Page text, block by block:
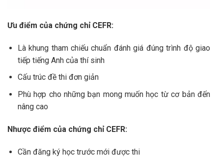
Ưu điểm của chứng chỉ CEFR:
Là khung tham chiếu chuẩn đánh giá đúng trình độ giao
tiếp tiếng Anh của thí sinh
Cấu trúc đề thi đơn giản
Phù hợp cho những bạn mong muốn học từ cơ bản đến
nâng cao
Nhược điểm của chứng chỉ CEFR:
Cần đăng ký học trước mới được thi